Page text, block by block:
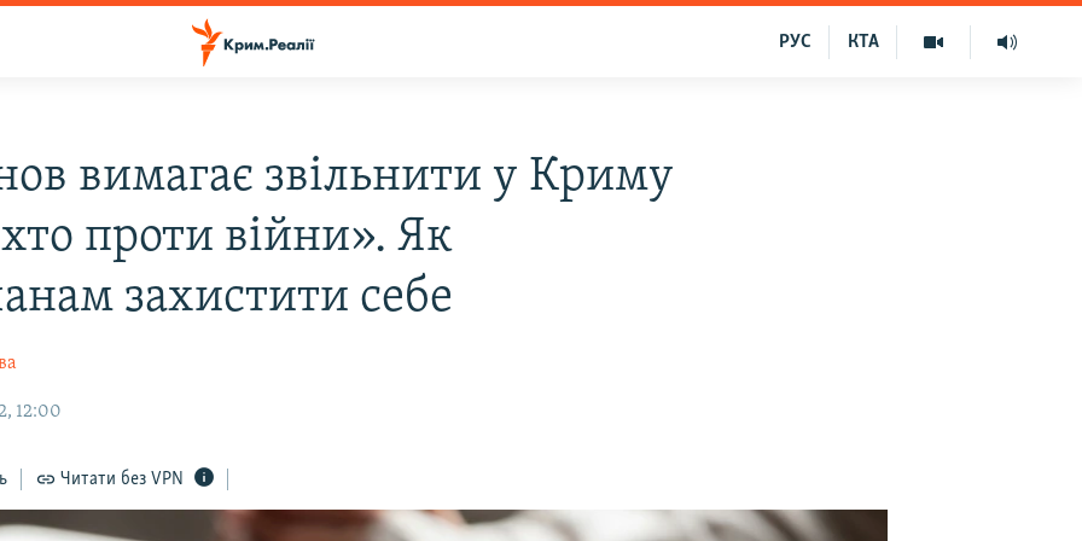
КТА
РУС
вимагає звільнити у Криму
хто проти війни». Як
захистити себе
12:00
Читати без VPN